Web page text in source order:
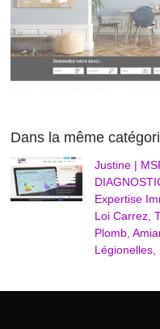
Dans la même
Justine |
Expertise
Loi Carrez,
Plomb,
Légionelles,